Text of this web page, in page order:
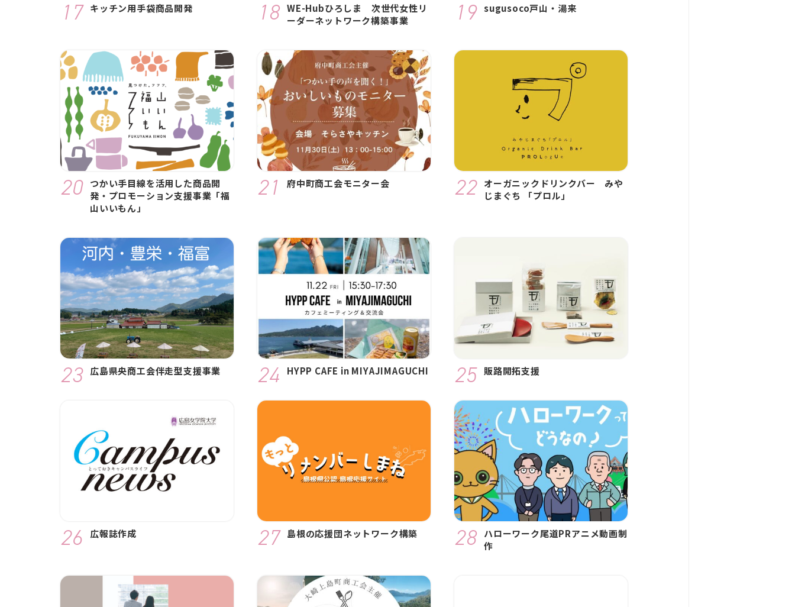
キッチン用手袋商品開発
WE-Hubひろしま 次世代女性リ
ーダーネットワーク構築事業
sugusoco戸山・湯来
つかい手目線を活用した商品開
発・プロモーション支援事業「福
山いいもん」
府中町商工会モニター会
オーガニックドリンクバー みや
じまぐち 「プロル」
広島県央商工会伴走型支援事業 HYPP CAFE in MIYAJIMAGUCHI 販路開拓支援
広報誌作成 島根の応援団ネットワーク構築
ハローワーク尾道PRアニメ動画制
作